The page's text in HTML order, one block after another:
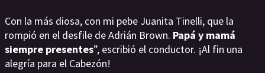
Con la más diosa, con mi pebe Juanita Tinelli, que la
rompió en el desfile de Adrián Brown. Papá y mamá
siempre presentes”, escribió el conductor. ¡Al fin una
alegría para el Cabezón!